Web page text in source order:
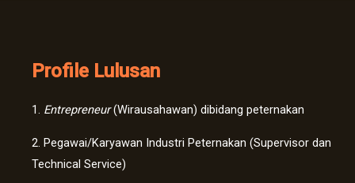
Profile Lulusan
1. Entrepreneur(Wirausahawan) dibidang peternakan
2. Pegawai/Karyawan Industri Peternakan (Supervisor dan
Technical Service)